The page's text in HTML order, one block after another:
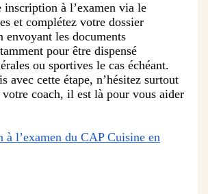
inscription à l’examen via le
et complétez votre dossier
envoyant les documents
pour être dispensé
ou sportives le cas échéant.
avec cette étape, n’hésitez surtout
votre coach, il est là pour vous aider
à l’examen du CAP Cuisine en